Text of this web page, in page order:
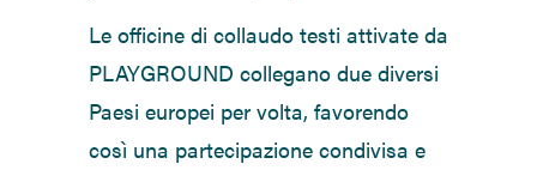
Le officine di collaudo testi attivate da
PLAYGROUND collegano due diversi
Paesi europei per volta, favorendo
così una partecipazione condivisa e